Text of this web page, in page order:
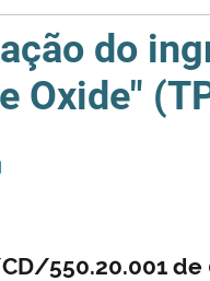
do
Oxide"
550.20.001